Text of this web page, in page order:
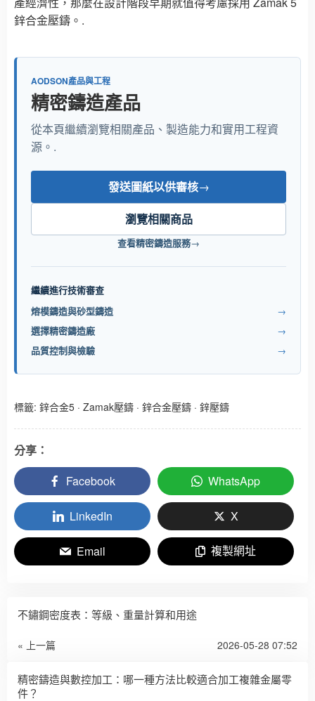
鋅合金壓鑄。.
AODSON產品與工程
精密鑄造產品
從本頁繼續瀏覽相關產品、製造能力和實用工程資
源。.
發送圖紙以供審核→
瀏覽相關商品
查看精密鑄造服務→
繼續進行技術審查
熔模鑄造與砂型鑄造
→
選擇精密鑄造廠
→
品質控制與檢驗
→
標籤: 鋅合金5 · Zamak壓鑄 · 鋅合金壓鑄 · 鋅壓鑄
分享：
Facebook
WhatsApp
LinkedIn X
Email 複製網址
不鏽鋼密度表：等級、重量計算和用途
« 上一篇 2026-05-28 07:52
精密鑄造與數控加工：哪一種方法比較適合加工複雜金屬零
件？